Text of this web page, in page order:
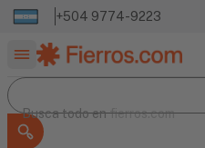
+504 9774-9223
Buscar productos
Busca todo en
Busca todo enfierros.com